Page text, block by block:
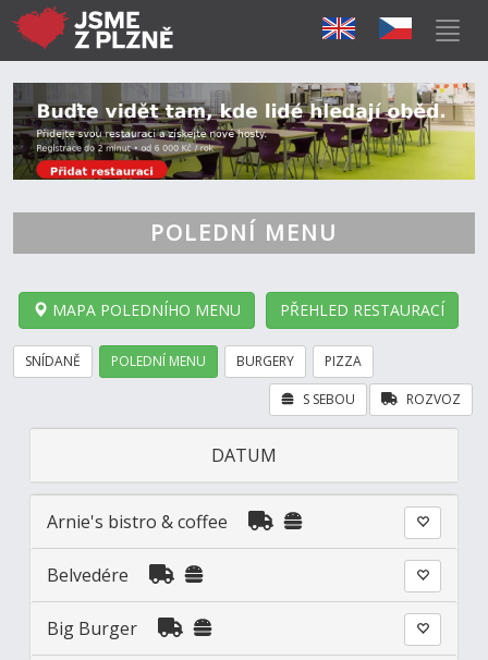
POLEDNÍ MENU
MAPA POLEDNÍHO MENU PŘEHLED RESTAURACÍ
SNÍDANĚ POLEDNÍ MENU BURGERY PIZZA
ROZVOZ
S SEBOU
DATUM
Arnie's bistro & coffee
Belvedére
Big Burger